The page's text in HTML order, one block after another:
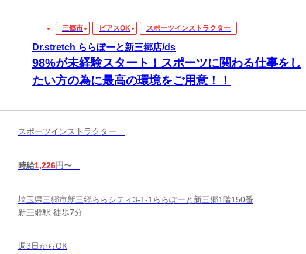
三郷市 ピアスOK スポーツインストラクター
Dr.stretch ららぽーと新三郷店/ds
98%が未経験スタート！スポーツに関わる仕事をし
たい方の為に最高の環境をご用意！！
スポーツインストラクター
時給1,226円〜
埼玉県三郷市新三郷ららシティ3-1-1ららぽーと新三郷1階150番
新三郷駅 徒歩7分
週3日からOK